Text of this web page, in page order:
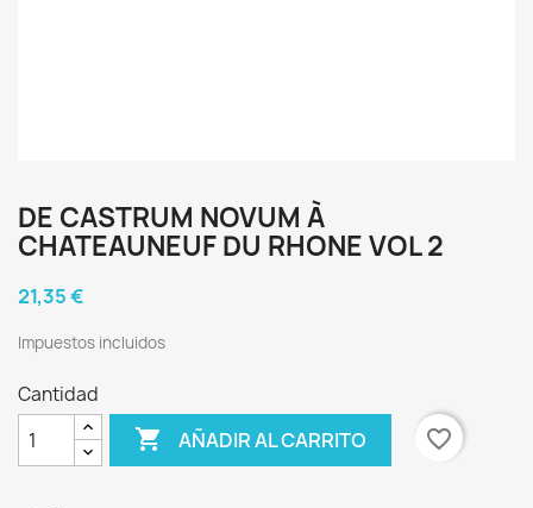
DE CASTRUM NOVUM À
CHATEAUNEUF DU RHONE VOL 2
21,35 €
Impuestos incluidos
Cantidad
 AÑADIR AL CARRITO favorite_border